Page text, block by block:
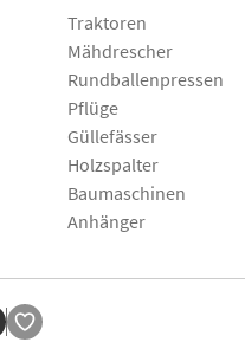
Traktoren
Mähdrescher
Rundballenpressen
Pflüge
Güllefässer
Holzspalter
Baumaschinen
Anhänger